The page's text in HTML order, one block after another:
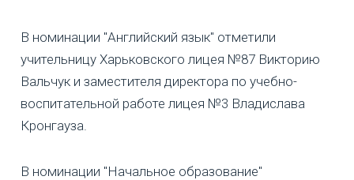
В номинации "Английский язык" отметили
учительницу Харьковского лицея №87 Викторию
Вальчук и заместителя директора по учебно-
воспитательной работе лицея №3 Владислава
Кронгауза.
В номинации "Начальное образование"